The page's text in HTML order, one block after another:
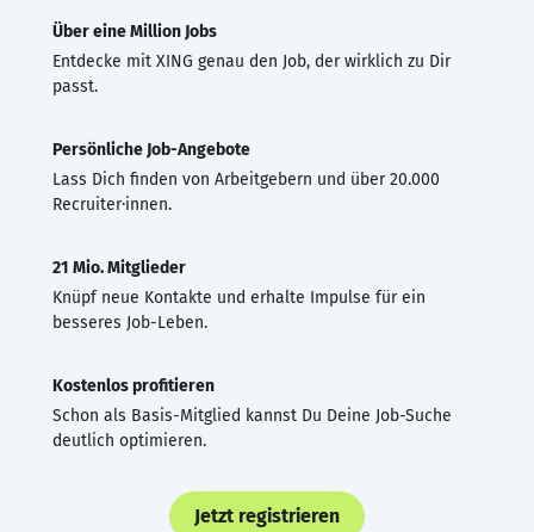
Über eine Million Jobs
Entdecke mit XING genau den Job, der wirklich zu Dir
passt.
Persönliche Job-Angebote
Lass Dich finden von Arbeitgebern und über 20.000
Recruiter·innen.
21 Mio. Mitglieder
Knüpf neue Kontakte und erhalte Impulse für ein
besseres Job-Leben.
Kostenlos profitieren
Schon als Basis-Mitglied kannst Du Deine Job-Suche
deutlich optimieren.
Jetzt registrieren